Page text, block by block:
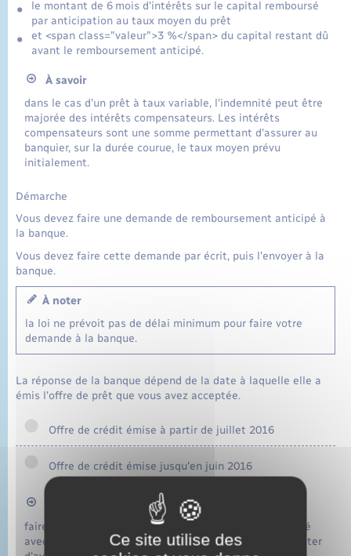
le montant de 6 mois d'intérêts sur le capital remboursé
par anticipation au taux moyen du prêt
et <span class="valeur">3 %</span> du capital restant dû
avant le remboursement anticipé.
À savoir
dans le cas d'un prêt à taux variable, l'indemnité peut être
majorée des intérêts compensateurs. Les intérêts
compensateurs sont une somme permettant d'assurer au
banquier, sur la durée courue, le taux moyen prévu
initialement.
Démarche
Vous devez faire une demande de remboursement anticipé à
la banque.
Vous devez faire cette demande par écrit, puis l'envoyer à la
banque.
À noter
la loi ne prévoit pas de délai minimum pour faire votre
demande à la banque.
La réponse de la banque dépend de la date à laquelle elle a
émis l'offre de prêt que vous avez acceptée.
Offre de crédit émise à partir de juillet 2016
Offre de crédit émise jusqu'en juin 2016
À savoir
faire coïncider le versement du remboursement anticipé
avec le paiement de l'échéance mensuelle permet d'éviter
Ce site utilise des